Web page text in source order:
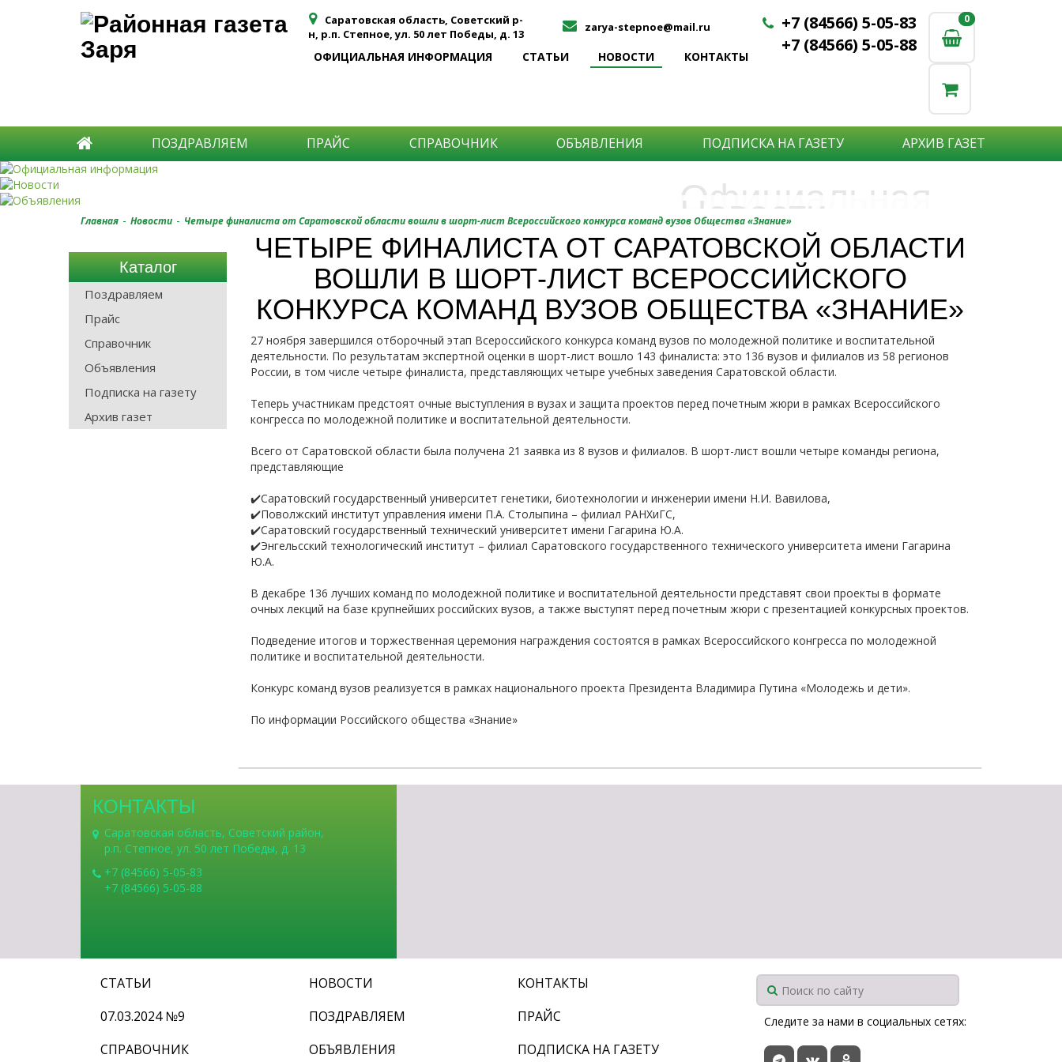
Саратовская область, Советский р-
н, р.п. Степное, ул. 50 лет Победы, д. 13
zarya-stepnoe@mail.ru
ОФИЦИАЛЬНАЯ ИНФОРМАЦИЯ СТАТЬИ НОВОСТИ КОНТАКТЫ
+7 (84566) 5-05-83
+7 (84566) 5-05-88
0
0
ПОЗДРАВЛЯЕМ ПРАЙС СПРАВОЧНИК ОБЪЯВЛЕНИЯ ПОДПИСКА НА ГАЗЕТУ АРХИВ ГАЗЕТ
Официальная
информация
Подробнее
Новости
Самые актуальные новости:
-происшествия,
-события района,
-спорта,
-мира науки,
-медицины,
-общества
Подробнее
Объявления
Хотите что бы о Вас узнали?
О частной практике или деятельности
негосударственных организаций?
Просто закажите объявление.
Главная - Новости - Четыре финалиста от Саратовской области вошли в шорт-лист Всероссийского конкурса команд вузов Общества «Знание»
Каталог
Поздравляем
Прайс
Справочник
Объявления
Подписка на газету
Архив газет
ЧЕТЫРЕ ФИНАЛИСТА ОТ САРАТОВСКОЙ ОБЛАСТИ
ВОШЛИ В ШОРТ-ЛИСТ ВСЕРОССИЙСКОГО
КОНКУРСА КОМАНД ВУЗОВ ОБЩЕСТВА «ЗНАНИЕ»
27 ноября завершился отборочный этап Всероссийского конкурса команд вузов по молодежной политике и воспитательной
деятельности. По результатам экспертной оценки в шорт-лист вошло 143 финалиста: это 136 вузов и филиалов из 58 регионов
России, в том числе четыре финалиста, представляющих четыре учебных заведения Саратовской области.
Теперь участникам предстоят очные выступления в вузах и защита проектов перед почетным жюри в рамках Всероссийского
конгресса по молодежной политике и воспитательной деятельности.
Всего от Саратовской области была получена 21 заявка из 8 вузов и филиалов. В шорт-лист вошли четыре команды региона,
представляющие
✔️Саратовский государственный университет генетики, биотехнологии и инженерии имени Н.И. Вавилова,
✔️Поволжский институт управления имени П.А. Столыпина – филиал РАНХиГС,
✔️Саратовский государственный технический университет имени Гагарина Ю.А.
✔️Энгельсский технологический институт – филиал Саратовского государственного технического университета имени Гагарина
Ю.А.
В декабре 136 лучших команд по молодежной политике и воспитательной деятельности представят свои проекты в формате
очных лекций на базе крупнейших российских вузов, а также выступят перед почетным жюри с презентацией конкурсных проектов.
Подведение итогов и торжественная церемония награждения состоятся в рамках Всероссийского конгресса по молодежной
политике и воспитательной деятельности.
Конкурс команд вузов реализуется в рамках национального проекта Президента Владимира Путина «Молодежь и дети».
По информации Российского общества «Знание»
КОНТАКТЫ
Саратовская область, Советский район,
р.п. Степное, ул. 50 лет Победы, д. 13
+7 (84566) 5-05-83
+7 (84566) 5-05-88
СТАТЬИ НОВОСТИ
КОНТАКТЫ
07.03.2024 №9
ПОЗДРАВЛЯЕМ
ПРАЙС
СПРАВОЧНИК
ОБЪЯВЛЕНИЯ ПОДПИСКА НА ГАЗЕТУ
Следите за нами в социальных сетях: